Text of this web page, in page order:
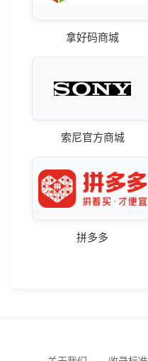
拿好码商城
索尼官方商城
拼多多